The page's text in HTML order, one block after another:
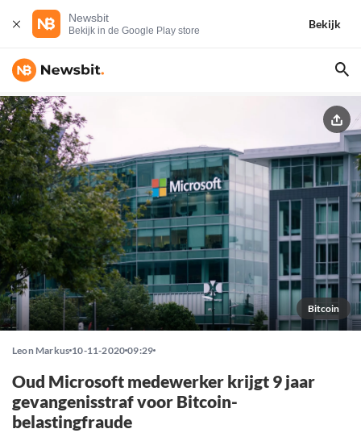
Newsbit
Bekijk in de Google Play store
Bekijk
Bitcoin
Leon Markus 10-11-2020 09:29
Oud Microsoft medewerker krijgt 9 jaar
gevangenisstraf voor Bitcoin-
belastingfraude